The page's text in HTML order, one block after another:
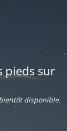
pieds sur
disponible.